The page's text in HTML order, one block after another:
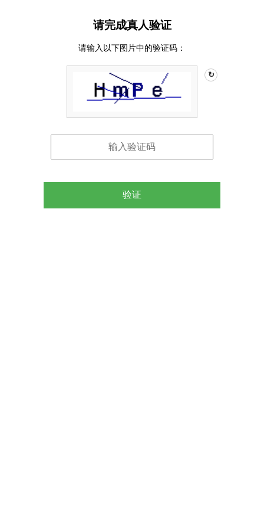
请完成真人验证
请输入以下图片中的验证码：
↻
验证